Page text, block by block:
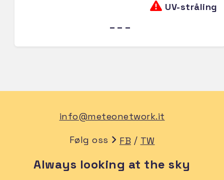
UV-stråling
---
info@meteonetwork.it
Følg oss FB / TW
Always looking at the sky